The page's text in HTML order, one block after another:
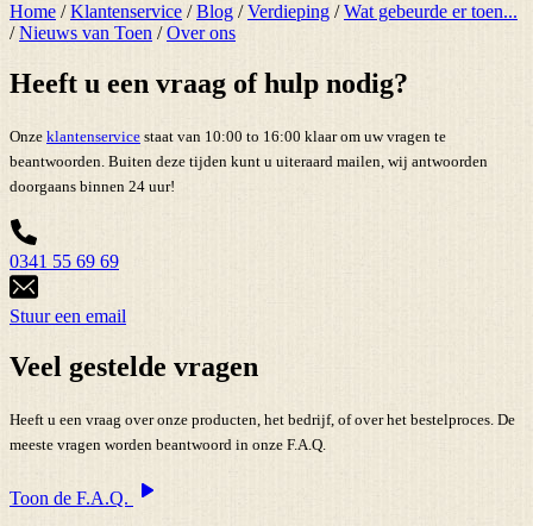
Home /Klantenservice /Blog /Verdieping /Wat gebeurde er toen...
/Nieuws van Toen /Over ons
Heeft u een vraag of hulp nodig?
Onze klantenservice staat van 10:00 to 16:00 klaar om uw vragen te
beantwoorden. Buiten deze tijden kunt u uiteraard mailen, wij antwoorden
doorgaans binnen 24 uur!
0341 55 69 69
Stuur een email
Veel gestelde vragen
Heeft u een vraag over onze producten, het bedrijf, of over het bestelproces. De
meeste vragen worden beantwoord in onze F.A.Q.
Toon de F.A.Q.